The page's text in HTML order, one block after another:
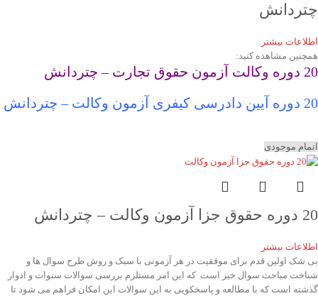
چتردانش
اطلاعات بیشتر
همچنین مشاهده کنید:
20 دوره وکالت آزمون حقوق تجارت – چتردانش
20 دوره آیین دادرسی کیفری آزمون وکالت – چتردانش
اتمام موجودی
20 دوره حقوق جزا آزمون وکالت – چتردانش
اطلاعات بیشتر
بی شک اولین قدم برای موفقیت در هر آزمونی با سبک و روش طرح سوال ها و
شناخت مباحث سوال خیز است که این امر مستلزم بررسی سوالات سنوات و ادوار
گذشته است که با مطالعه و پاسخکویی به این سوالات این امکان فراهم می شود تا